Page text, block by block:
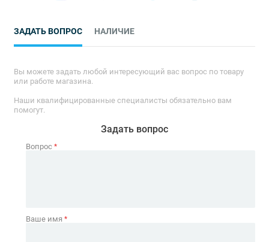
ЗАДАТЬ ВОПРОС НАЛИЧИЕ
Вы можете задать любой интересующий вас вопрос по товару
или работе магазина.
Наши квалифицированные специалисты обязательно вам
помогут.
Задать вопрос
Вопрос *
Ваше имя *